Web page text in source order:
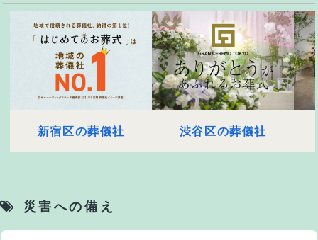
新宿区の葬儀社 渋谷区の葬儀社
災害への備え